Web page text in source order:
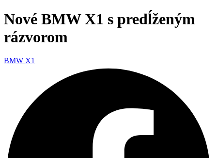
Nové BMW X1 s predĺženým
rázvorom
BMW X1